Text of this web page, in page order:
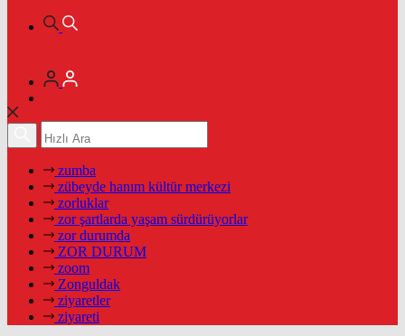
zumba
zübeyde hanım kültür merkezi
zorluklar
zor şartlarda yaşam sürdürüyorlar
zor durumda
ZOR DURUM
zoom
Zonguldak
ziyaretler
ziyareti